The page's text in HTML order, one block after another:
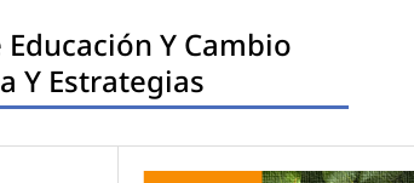
Y Cambio
Y Estrategias